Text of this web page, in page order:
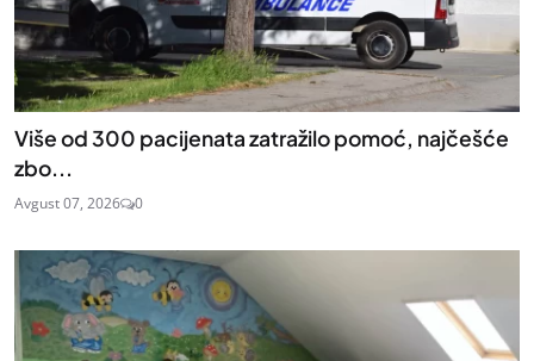
Više od 300 pacijenata zatražilo pomoć, najčešće
zbo...
Avgust 07, 2026 0